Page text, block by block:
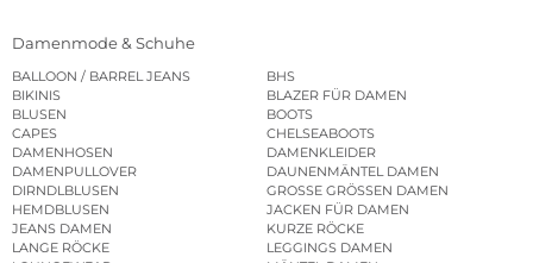
Damenmode & Schuhe
BALLOON / BARREL JEANS
BHS
BIKINIS
BLAZER FÜR DAMEN
BLUSEN
BOOTS
CAPES
CHELSEABOOTS
DAMENHOSEN
DAMENKLEIDER
DAMENPULLOVER
DAUNENMÄNTEL DAMEN
DIRNDLBLUSEN
GROSSE GRÖSSEN DAMEN
HEMDBLUSEN
JACKEN FÜR DAMEN
JEANS DAMEN
KURZE RÖCKE
LANGE RÖCKE
LEGGINGS DAMEN